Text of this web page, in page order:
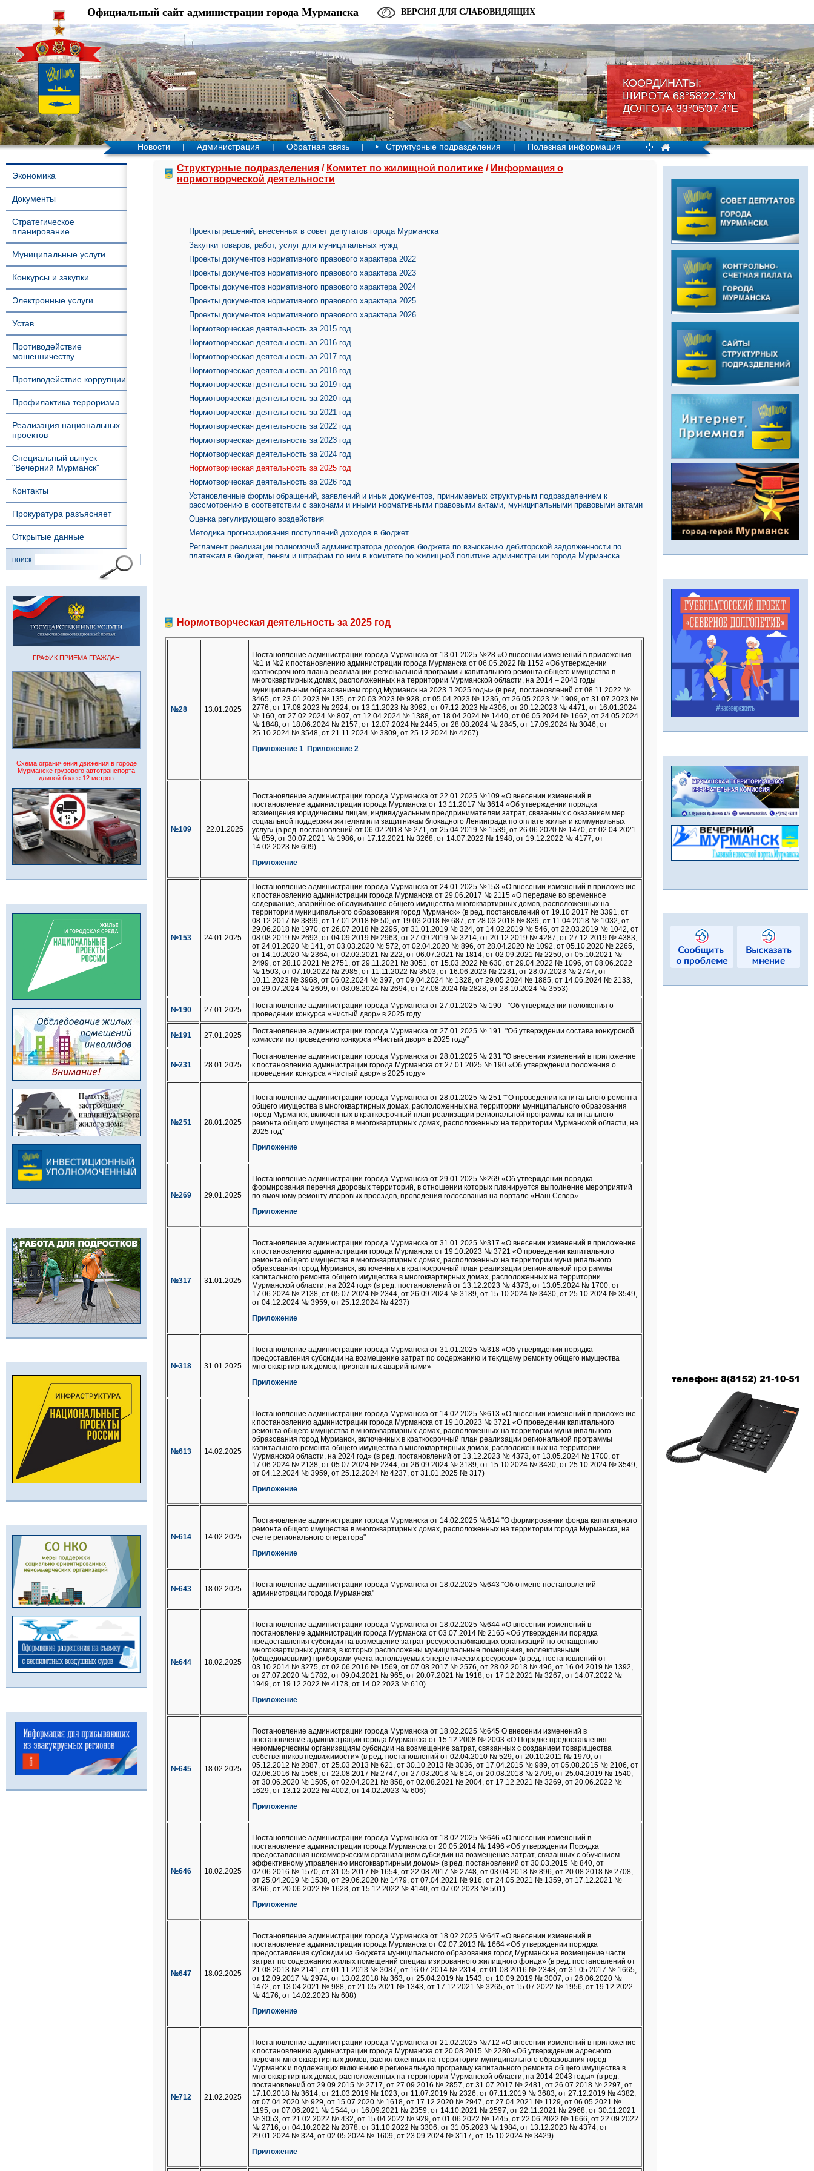
КООРДИНАТЫ:
ШИРОТА 68°58'22.3"N
ДОЛГОТА 33°05'07.4"Е
Официальный сайт администрации города Мурманска ВЕРСИЯ ДЛЯ СЛАБОВИДЯЩИХ
Новости | Администрация | Обратная связь | Структурные подразделения | Полезная информация
Экономика
Документы
Стратегическое
планирование
Муниципальные услуги
Конкурсы и закупки
Электронные услуги
Устав
Противодействие
мошенничеству
Противодействие коррупции
Профилактика терроризма
Реализация национальных
проектов
Специальный выпуск
"Вечерний Мурманск"
Контакты
Прокуратура разъясняет
Открытые данные
поиск
ГРАФИК ПРИЕМА ГРАЖДАН
Схема ограничения движения в городе
Мурманске грузового автотранспорта
длиной более 12 метров
Структурные подразделения / Комитет по жилищной политике / Информация о
нормотворческой деятельности
Проекты решений, внесенных в совет депутатов города Мурманска
Закупки товаров, работ, услуг для муниципальных нужд
Проекты документов нормативного правового характера 2022
Проекты документов нормативного правового характера 2023
Проекты документов нормативного правового характера 2024
Проекты документов нормативного правового характера 2025
Проекты документов нормативного правового характера 2026
Нормотворческая деятельность за 2015 год
Нормотворческая деятельность за 2016 год
Нормотворческая деятельность за 2017 год
Нормотворческая деятельность за 2018 год
Нормотворческая деятельность за 2019 год
Нормотворческая деятельность за 2020 год
Нормотворческая деятельность за 2021 год
Нормотворческая деятельность за 2022 год
Нормотворческая деятельность за 2023 год
Нормотворческая деятельность за 2024 год
Нормотворческая деятельность за 2025 год
Нормотворческая деятельность за 2026 год
Установленные формы обращений, заявлений и иных документов, принимаемых структурным подразделением к
рассмотрению в соответствии с законами и иными нормативными правовыми актами, муниципальными правовыми актами
Оценка регулирующего воздействия
Методика прогнозирования поступлений доходов в бюджет
Регламент реализации полномочий администратора доходов бюджета по взысканию дебиторской задолженности по
платежам в бюджет, пеням и штрафам по ним в комитете по жилищной политике администрации города Мурманска
Нормотворческая деятельность за 2025 год
№28 13.01.2025
Постановление администрации города Мурманска от 13.01.2025 №28 «О внесении изменений в приложения
№1 и №2 к постановлению администрации города Мурманска от 06.05.2022 № 1152 «Об утверждении
краткосрочного плана реализации региональной программы капитального ремонта общего имущества в
многоквартирных домах, расположенных на территории Мурманской области, на 2014 – 2043 годы
муниципальным образованием город Мурманск на 2023  2025 годы» (в ред. постановлений от 08.11.2022 №
3465, от 23.01.2023 № 135, от 20.03.2023 № 928, от 05.04.2023 № 1236, от 26.05.2023 № 1909, от 31.07.2023 №
2776, от 17.08.2023 № 2924, от 13.11.2023 № 3982, от 07.12.2023 № 4306, от 20.12.2023 № 4471, от 16.01.2024
№ 160, от 27.02.2024 № 807, от 12.04.2024 № 1388, от 18.04.2024 № 1440, от 06.05.2024 № 1662, от 24.05.2024
№ 1848, от 18.06.2024 № 2157, от 12.07.2024 № 2445, от 28.08.2024 № 2845, от 17.09.2024 № 3046, от
25.10.2024 № 3548, от 21.11.2024 № 3809, от 25.12.2024 № 4267)
Приложение 1 Приложение 2
№109 22.01.2025
Постановление администрации города Мурманска от 22.01.2025 №109 «О внесении изменений в
постановление администрации города Мурманска от 13.11.2017 № 3614 «Об утверждении порядка
возмещения юридическим лицам, индивидуальным предпринимателям затрат, связанных с оказанием мер
социальной поддержки жителям или защитникам блокадного Ленинграда по оплате жилья и коммунальных
услуг» (в ред. постановлений от 06.02.2018 № 271, от 25.04.2019 № 1539, от 26.06.2020 № 1470, от 02.04.2021
№ 859, от 30.07.2021 № 1986, от 17.12.2021 № 3268, от 14.07.2022 № 1948, от 19.12.2022 № 4177, от
14.02.2023 № 609)
Приложение
№153 24.01.2025
Постановление администрации города Мурманска от 24.01.2025 №153 «О внесении изменений в приложение
к постановлению администрации города Мурманска от 29.06.2017 № 2115 «О передаче во временное
содержание, аварийное обслуживание общего имущества многоквартирных домов, расположенных на
территории муниципального образования город Мурманск» (в ред. постановлений от 19.10.2017 № 3391, от
08.12.2017 № 3899, от 17.01.2018 № 50, от 19.03.2018 № 687, от 28.03.2018 № 839, от 11.04.2018 № 1032, от
29.06.2018 № 1970, от 26.07.2018 № 2295, от 31.01.2019 № 324, от 14.02.2019 № 546, от 22.03.2019 № 1042, от
08.08.2019 № 2693, от 04.09.2019 № 2963, от 27.09.2019 № 3214, от 20.12.2019 № 4287, от 27.12.2019 № 4383,
от 24.01.2020 № 141, от 03.03.2020 № 572, от 02.04.2020 № 896, от 28.04.2020 № 1092, от 05.10.2020 № 2265,
от 14.10.2020 № 2364, от 02.02.2021 № 222, от 06.07.2021 № 1814, от 02.09.2021 № 2250, от 05.10.2021 №
2499, от 28.10.2021 № 2751, от 29.11.2021 № 3051, от 15.03.2022 № 630, от 29.04.2022 № 1096, от 08.06.2022
№ 1503, от 07.10.2022 № 2985, от 11.11.2022 № 3503, от 16.06.2023 № 2231, от 28.07.2023 № 2747, от
10.11.2023 № 3968, от 06.02.2024 № 397, от 09.04.2024 № 1328, от 29.05.2024 № 1885, от 14.06.2024 № 2133,
от 29.07.2024 № 2609, от 08.08.2024 № 2694, от 27.08.2024 № 2828, от 28.10.2024 № 3553)
№190 27.01.2025
Постановление администрации города Мурманска от 27.01.2025 № 190 - "Об утверждении положения о
проведении конкурса «Чистый двор» в 2025 году
№191 27.01.2025
Постановление администрации города Мурманска от 27.01.2025 № 191 "Об утверждении состава конкурсной
комиссии по проведению конкурса «Чистый двор» в 2025 году"
№231 28.01.2025
Постановление администрации города Мурманска от 28.01.2025 № 231 "О внесении изменений в приложение
к постановлению администрации города Мурманска от 27.01.2025 № 190 «Об утверждении положения о
проведении конкурса «Чистый двор» в 2025 году»
№251 28.01.2025
Постановление администрации города Мурманска от 28.01.2025 № 251 ""О проведении капитального ремонта
общего имущества в многоквартирных домах, расположенных на территории муниципального образования
город Мурманск, включенных в краткосрочный план реализации региональной программы капитального
ремонта общего имущества в многоквартирных домах, расположенных на территории Мурманской области, на
2025 год"
Приложение
№269 29.01.2025
Постановление администрации города Мурманска от 29.01.2025 №269 «Об утверждении порядка
формирования перечня дворовых территорий, в отношении которых планируется выполнение мероприятий
по ямочному ремонту дворовых проездов, проведения голосования на портале «Наш Север»
Приложение
№317 31.01.2025
Постановление администрации города Мурманска от 31.01.2025 №317 «О внесении изменений в приложение
к постановлению администрации города Мурманска от 19.10.2023 № 3721 «О проведении капитального
ремонта общего имущества в многоквартирных домах, расположенных на территории муниципального
образования город Мурманск, включенных в краткосрочный план реализации региональной программы
капитального ремонта общего имущества в многоквартирных домах, расположенных на территории
Мурманской области, на 2024 год» (в ред. постановлений от 13.12.2023 № 4373, от 13.05.2024 № 1700, от
17.06.2024 № 2138, от 05.07.2024 № 2344, от 26.09.2024 № 3189, от 15.10.2024 № 3430, от 25.10.2024 № 3549,
от 04.12.2024 № 3959, от 25.12.2024 № 4237)
Приложение
№318 31.01.2025
Постановление администрации города Мурманска от 31.01.2025 №318 «Об утверждении порядка
предоставления субсидии на возмещение затрат по содержанию и текущему ремонту общего имущества
многоквартирных домов, признанных аварийными»
Приложение
№613 14.02.2025
Постановление администрации города Мурманска от 14.02.2025 №613 «О внесении изменений в приложение
к постановлению администрации города Мурманска от 19.10.2023 № 3721 «О проведении капитального
ремонта общего имущества в многоквартирных домах, расположенных на территории муниципального
образования город Мурманск, включенных в краткосрочный план реализации региональной программы
капитального ремонта общего имущества в многоквартирных домах, расположенных на территории
Мурманской области, на 2024 год» (в ред. постановлений от 13.12.2023 № 4373, от 13.05.2024 № 1700, от
17.06.2024 № 2138, от 05.07.2024 № 2344, от 26.09.2024 № 3189, от 15.10.2024 № 3430, от 25.10.2024 № 3549,
от 04.12.2024 № 3959, от 25.12.2024 № 4237, от 31.01.2025 № 317)
Приложение
№614 14.02.2025
Постановление администрации города Мурманска от 14.02.2025 №614 "О формировании фонда капитального
ремонта общего имущества в многоквартирных домах, расположенных на территории города Мурманска, на
счете регионального оператора"
Приложение
№643 18.02.2025
Постановление администрации города Мурманска от 18.02.2025 №643 "Об отмене постановлений
администрации города Мурманска"
№644 18.02.2025
Постановление администрации города Мурманска от 18.02.2025 №644 «О внесении изменений в
постановление администрации города Мурманска от 03.07.2014 № 2165 «Об утверждении порядка
предоставления субсидии на возмещение затрат ресурсоснабжающих организаций по оснащению
многоквартирных домов, в которых расположены муниципальные помещения, коллективными
(общедомовыми) приборами учета используемых энергетических ресурсов» (в ред. постановлений от
03.10.2014 № 3275, от 02.06.2016 № 1569, от 07.08.2017 № 2576, от 28.02.2018 № 496, от 16.04.2019 № 1392,
от 27.07.2020 № 1782, от 09.04.2021 № 965, от 20.07.2021 № 1918, от 17.12.2021 № 3267, от 14.07.2022 №
1949, от 19.12.2022 № 4178, от 14.02.2023 № 610)
Приложение
№645 18.02.2025
Постановление администрации города Мурманска от 18.02.2025 №645 О внесении изменений в
постановление администрации города Мурманска от 15.12.2008 № 2003 «О Порядке предоставления
некоммерческим организациям субсидии на возмещение затрат, связанных с созданием товарищества
собственников недвижимости» (в ред. постановлений от 02.04.2010 № 529, от 20.10.2011 № 1970, от
05.12.2012 № 2887, от 25.03.2013 № 621, от 30.10.2013 № 3036, от 17.04.2015 № 989, от 05.08.2015 № 2106, от
02.06.2016 № 1568, от 22.08.2017 № 2747, от 27.03.2018 № 814, от 20.08.2018 № 2709, от 25.04.2019 № 1540,
от 30.06.2020 № 1505, от 02.04.2021 № 858, от 02.08.2021 № 2004, от 17.12.2021 № 3269, от 20.06.2022 №
1629, от 13.12.2022 № 4002, от 14.02.2023 № 606)
Приложение
№646 18.02.2025
Постановление администрации города Мурманска от 18.02.2025 №646 «О внесении изменений в
постановление администрации города Мурманска от 20.05.2014 № 1496 «Об утверждении Порядка
предоставления некоммерческим организациям субсидии на возмещение затрат, связанных с обучением
эффективному управлению многоквартирным домом» (в ред. постановлений от 30.03.2015 № 840, от
02.06.2016 № 1570, от 31.05.2017 № 1654, от 22.08.2017 № 2748, от 03.04.2018 № 896, от 20.08.2018 № 2708,
от 25.04.2019 № 1538, от 29.06.2020 № 1479, от 07.04.2021 № 916, от 24.05.2021 № 1359, от 17.12.2021 №
3266, от 20.06.2022 № 1628, от 15.12.2022 № 4140, от 07.02.2023 № 501)
Приложение
№647 18.02.2025
Постановление администрации города Мурманска от 18.02.2025 №647 «О внесении изменений в
постановление администрации города Мурманска от 02.07.2013 № 1664 «Об утверждении порядка
предоставления субсидии из бюджета муниципального образования город Мурманск на возмещение части
затрат по содержанию жилых помещений специализированного жилищного фонда» (в ред. постановлений от
21.08.2013 № 2141, от 01.11.2013 № 3087, от 16.07.2014 № 2314, от 01.08.2016 № 2348, от 31.05.2017 № 1665,
от 12.09.2017 № 2974, от 13.02.2018 № 363, от 25.04.2019 № 1543, от 10.09.2019 № 3007, от 26.06.2020 №
1472, от 13.04.2021 № 988, от 21.05.2021 № 1343, от 17.12.2021 № 3265, от 15.07.2022 № 1956, от 19.12.2022
№ 4176, от 14.02.2023 № 608)
Приложение
№712 21.02.2025
Постановление администрации города Мурманска от 21.02.2025 №712 «О внесении изменений в приложение
к постановлению администрации города Мурманска от 20.08.2015 № 2280 «Об утверждении адресного
перечня многоквартирных домов, расположенных на территории муниципального образования город
Мурманск и подлежащих включению в региональную программу капитального ремонта общего имущества в
многоквартирных домах, расположенных на территории Мурманской области, на 2014-2043 годы» (в ред.
постановлений от 29.09.2015 № 2717, от 27.09.2016 № 2857, от 31.07.2017 № 2481, от 26.07.2018 № 2297, от
17.10.2018 № 3614, от 21.03.2019 № 1023, от 11.07.2019 № 2326, от 07.11.2019 № 3683, от 27.12.2019 № 4382,
от 07.04.2020 № 929, от 15.07.2020 № 1618, от 17.12.2020 № 2947, от 27.04.2021 № 1129, от 06.05.2021 №
1195, от 07.06.2021 № 1544, от 16.09.2021 № 2359, от 14.10.2021 № 2597, от 22.11.2021 № 2968, от 30.11.2021
№ 3053, от 21.02.2022 № 432, от 15.04.2022 № 929, от 01.06.2022 № 1445, от 22.06.2022 № 1666, от 22.09.2022
№ 2716, от 04.10.2022 № 2878, от 31.10.2022 № 3306, от 31.05.2023 № 1984, от 13.12.2023 № 4374, от
29.01.2024 № 324, от 02.05.2024 № 1609, от 23.09.2024 № 3117, от 15.10.2024 № 3429)
Приложение